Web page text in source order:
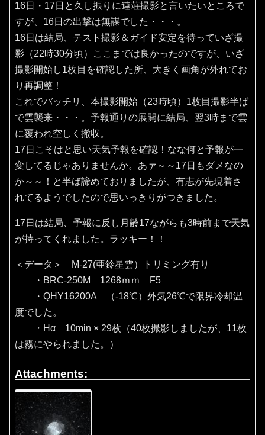
16日・17日と久し振りに連荘撮影と言いたいところで
すが、16日の出撃は無謀でした・・・。
16日は結局、テスト撮影＆ガイド安定を待っていざ撮
影（22時30分頃）ここまでは良かったのですが、いざ
撮影開始し1枚目を確認した所、大きく画角が外れてお
り再調整！
これでバッチリ、本撮影開始（23時頃）1枚目撮影半ば
で雲襲来・・・。予報通りの展開に結局、翌3時まで雲
に覆われ空しく撤収。
17日こそはと思い天気予報を確認！なな何と予報が一
変してるじゃありませんか。あァ～～17日もダメなの
か～～！と半ば諦めておりましたが、有志が先現着さ
れてるようでしたので思いっきりがつきました。
17日は結局、予報に反し月齢17ながらも3時前まで天気
が持ってくれました。ラッキー！！
＜データ＞ M-27(亜鈴星雲）トリミング有り
・BRC-250M 1268ｍｍ F5
・QHY16200A （‐18℃）外気26℃で限界冷却温
度でした。
・Hα 10min × 29枚（40枚撮影しましたが、11枚
は霧にやられました。）
Attachments: